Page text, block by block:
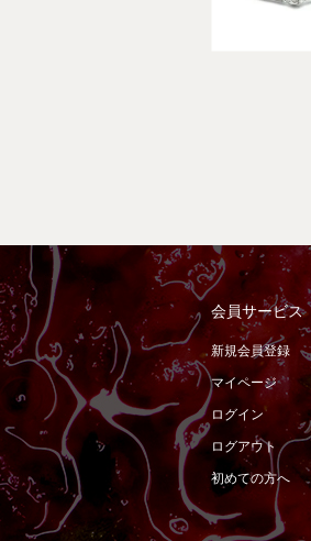
会員サービス
新規会員登録
マイページ
ログイン
ログアウト
初めての方へ